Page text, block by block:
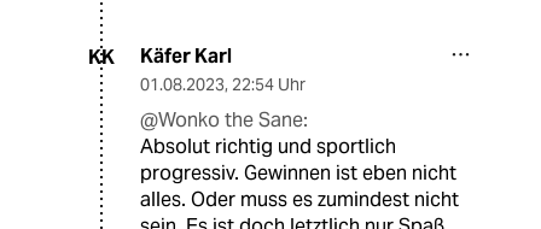
KK Käfer Karl
01.08.2023, 22:54 Uhr
@Wonko the Sane:
Absolut richtig und sportlich
progressiv. Gewinnen ist eben nicht
alles. Oder muss es zumindest nicht